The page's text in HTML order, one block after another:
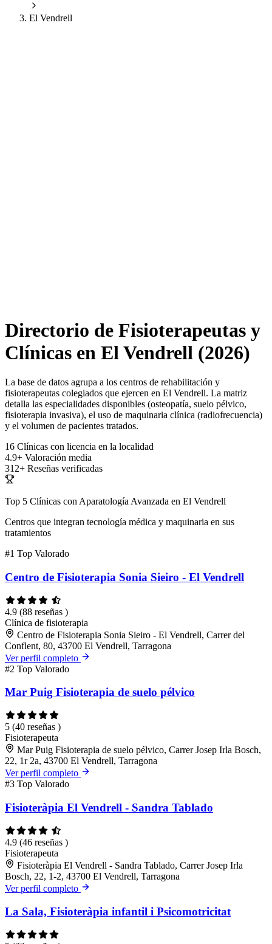
El Vendrell
Directorio de Fisioterapeutas y
Clínicas en El Vendrell (2026)
La base de datos agrupa a los centros de rehabilitación y
fisioterapeutas colegiados que ejercen en El Vendrell. La matriz
detalla las especialidades disponibles (osteopatía, suelo pélvico,
fisioterapia invasiva), el uso de maquinaria clínica (radiofrecuencia)
y el volumen de pacientes tratados.
16 Clínicas con licencia en la localidad
4.9+ Valoración media
312+ Reseñas verificadas
Top 5 Clínicas con Aparatología Avanzada en El Vendrell
Centros que integran tecnología médica y maquinaria en sus
tratamientos
#1 Top Valorado
Centro de Fisioterapia Sonia Sieiro - El Vendrell
4.9 (88 reseñas )
Clínica de fisioterapia
Centro de Fisioterapia Sonia Sieiro - El Vendrell, Carrer del
Conflent, 80, 43700 El Vendrell, Tarragona
Ver perfil completo
#2 Top Valorado
Mar Puig Fisioterapia de suelo pélvico
5 (40 reseñas )
Fisioterapeuta
Mar Puig Fisioterapia de suelo pélvico, Carrer Josep Irla Bosch,
22, 1r 2a, 43700 El Vendrell, Tarragona
Ver perfil completo
#3 Top Valorado
Fisioteràpia El Vendrell - Sandra Tablado
4.9 (46 reseñas )
Fisioterapeuta
Fisioteràpia El Vendrell - Sandra Tablado, Carrer Josep Irla
Bosch, 22, 1-2, 43700 El Vendrell, Tarragona
Ver perfil completo
La Sala, Fisioteràpia infantil i Psicomotricitat